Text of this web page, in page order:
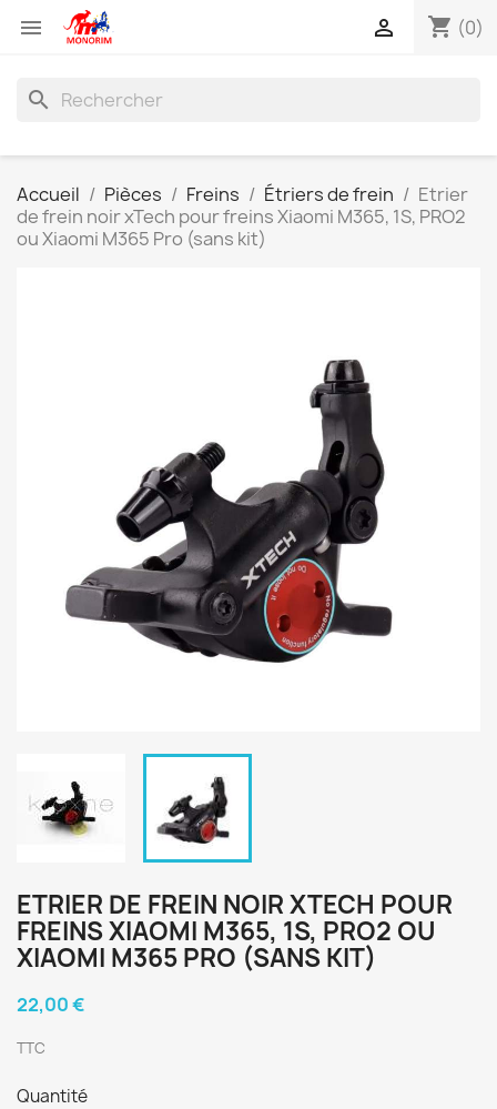
 shopping_cart (0)

search
Accueil Pièces Freins Étriers de frein
Etrier
de frein noir xTech pour freins Xiaomi M365, 1S, PRO2
ou Xiaomi M365 Pro (sans kit)
ETRIER DE FREIN NOIR XTECH POUR
FREINS XIAOMI M365, 1S, PRO2 OU
XIAOMI M365 PRO (SANS KIT)
22,00 €
TTC
Quantité